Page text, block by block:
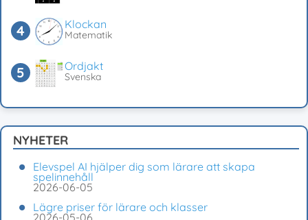
Klockan
Matematik
Ordjakt
Svenska
NYHETER
Elevspel AI hjälper dig som lärare att skapa
spelinnehåll
2026-06-05
Lägre priser för lärare och klasser
2026-05-06